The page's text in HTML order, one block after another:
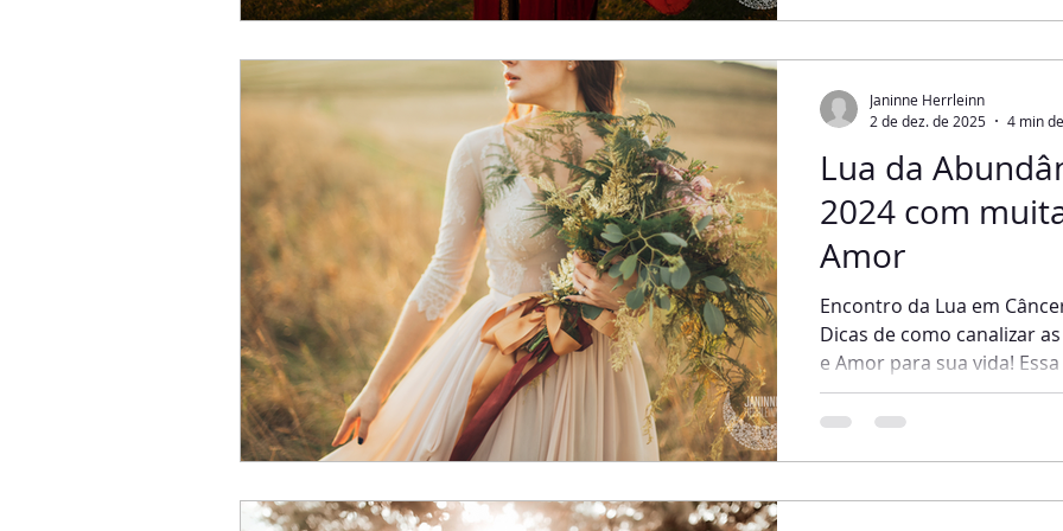
expliquei algumas vezes
quando a Lua Cheia chega
energia, ela se encontra
Lua da
2024 com
Amor
Encontro da Lua em
Dicas de como canalizar
e Amor para sua vida!
é o encontro da Lua em
Capricórnio, combinação
quer encontrar
Janinne Herrleinn
2 de dez. de 2025
4 min